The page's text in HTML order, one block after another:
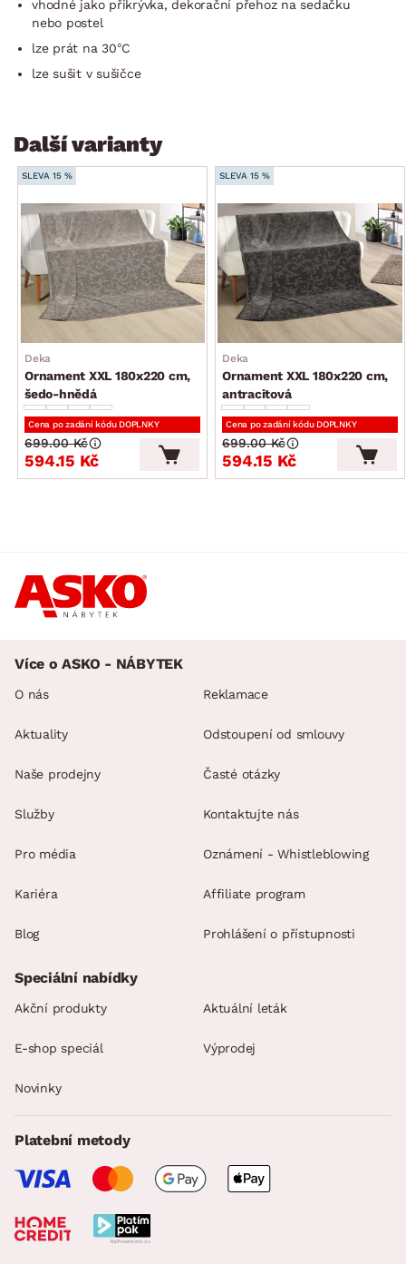
vhodné jako přikrývka, dekorační přehoz na sedačku
nebo postel
lze prát na 30°C
lze sušit v sušičce
Další varianty
SLEVA 15 %
Deka
Ornament XXL 180x220 cm,
šedo-hnědá
Cena po zadání kódu DOPLNKY
594.15 Kč
699.00 Kč
SLEVA 15 %
Deka
Ornament XXL 180x220 cm,
antracitová
Cena po zadání kódu DOPLNKY
594.15 Kč
699.00 Kč
Více o ASKO - NÁBYTEK
O nás
Aktuality
Naše prodejny
Služby
Pro média
Kariéra
Blog
Reklamace
Odstoupení od smlouvy
Časté otázky
Kontaktujte nás
Oznámení - Whistleblowing
Affiliate program
Prohlášení o přístupnosti
Speciální nabídky
Akční produkty Aktuální leták
E-shop speciál Výprodej
Novinky
Platební metody